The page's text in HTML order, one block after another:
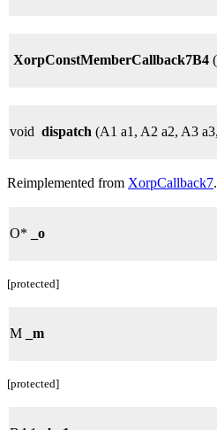
XorpConstMemberCallback7B4
void dispatch (A1 a1, A2 a2, A3
Reimplemented from XorpCallback7.
O* _o
[protected]
M _m
[protected]